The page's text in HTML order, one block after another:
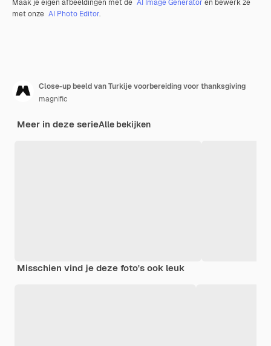
Maak je eigen afbeeldingen met de AI Image Generator en bewerk ze
met onze AI Photo Editor.
Close-up beeld van Turkije voorbereiding voor thanksgiving
magnific
Meer in deze serieAlle bekijken
Misschien vind je deze foto's ook leuk